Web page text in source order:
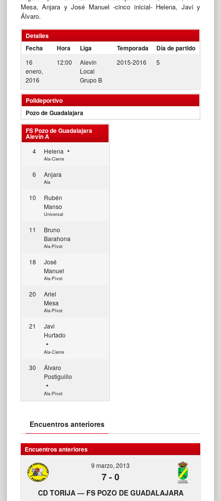
Mesa, Anjara y José Manuel -cinco inicial- Helena, Javi y
Álvaro.
Detalles
Fecha
Hora Liga Temporada Día de partido
16
enero,
2016
12:00
Alevín
Local
Grupo B
2015-2016 5
Polideportivo
Pozo de Guadalajara
FS Pozo de Guadalajara
Alevín A
4 Helena
Ala-Cierre
6 Anjara
Ala
10
Rubén
Manso
Universal
11
Bruno
Barahona
Ala-Pívot
18
José
Manuel
Ala-Pívot
20
Ariel
Mesa
Ala-Pívot
21
Javi
Hurtado
Ala-Cierre
30
Álvaro
Postiguillo
Ala-Pívot
Encuentros anteriores
Encuentros anteriores
9 marzo, 2013
7-0
CD TORIJA — FS POZO DE GUADALAJARA